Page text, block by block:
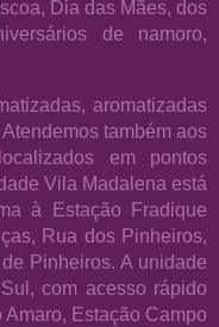
Dia das Mães, dos
de namoro,
aromatizadas
também aos
em pontos
Vila Madalena está
à Estação Fradique
Rua dos Pinheiros,
Pinheiros. A unidade
com acesso rápido
Estação Campo